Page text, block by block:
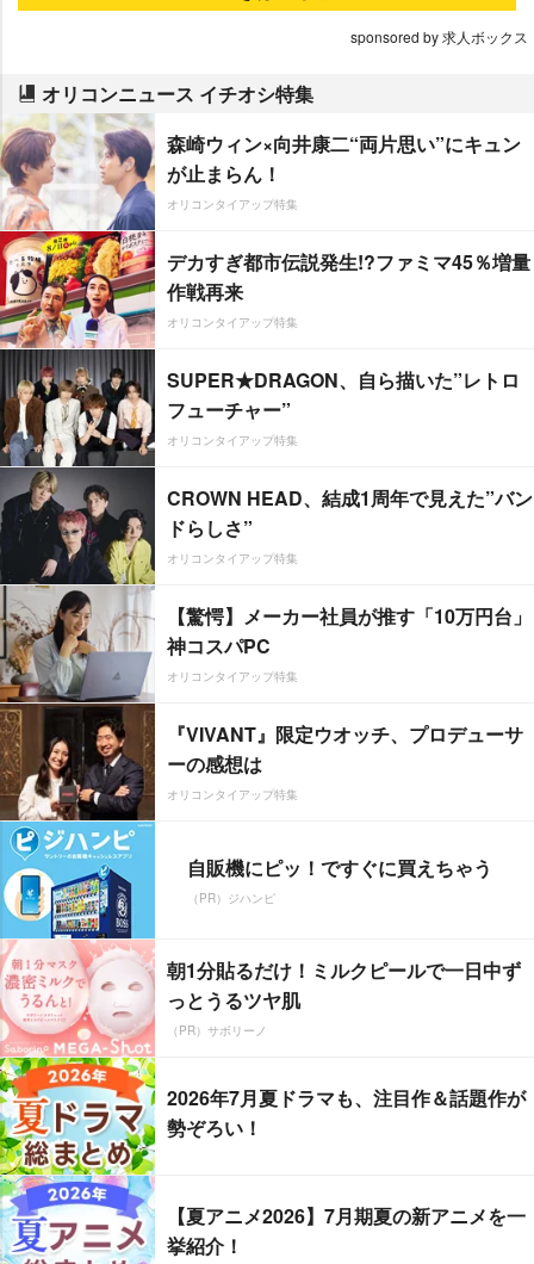
sponsored by 求人ボックス
オリコンニュース イチオシ特集
森崎ウィン×向井康二“両片思い”にキュン
が止まらん！
オリコンタイアップ特集
デカすぎ都市伝説発生!?ファミマ45％増量
作戦再来
オリコンタイアップ特集
SUPER★DRAGON、自ら描いた”レトロ
フューチャー”
オリコンタイアップ特集
CROWN HEAD、結成1周年で見えた”バン
ドらしさ”
オリコンタイアップ特集
【驚愕】メーカー社員が推す「10万円台」
神コスパPC
オリコンタイアップ特集
『VIVANT』限定ウオッチ、プロデューサ
ーの感想は
オリコンタイアップ特集
自販機にピッ！ですぐに買えちゃう
（PR）ジハンピ
朝1分貼るだけ！ミルクピールで一日中ず
っとうるツヤ肌
（PR）サボリーノ
2026年7月夏ドラマも、注目作＆話題作が
勢ぞろい！
【夏アニメ2026】7月期夏の新アニメを一
挙紹介！